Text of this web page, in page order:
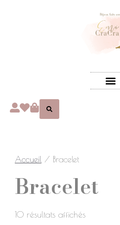
Accueil / Bracelet
Bracelet
10 résultats affichés